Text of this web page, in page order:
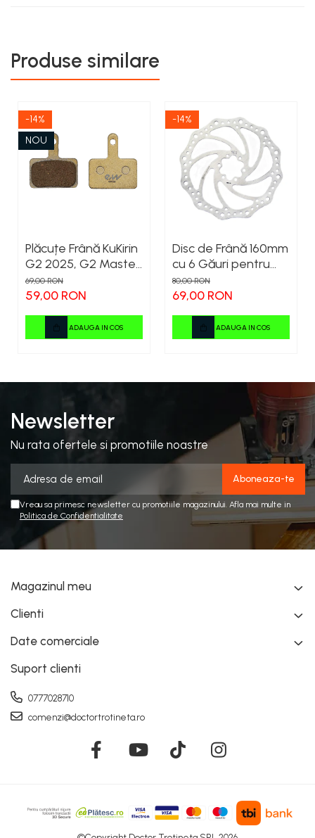
Produse similare
-14%
NOU
Plăcuțe Frână KuKirin
G2 2025, G2 Master,
G3 Pro, G4 – Set 2
Bucăți (Față sau
69,00 RON
59,00 RON
ADAUGA IN COS
-14%
Disc de Frână 160mm
cu 6 Găuri pentru
Trotinete Electrice
KuKirin G4 (Model
Performanță
Premium
80,00 RON
69,00 RON
ADAUGA IN COS
Newsletter
Nu rata ofertele si promotiile noastre
Vreau sa primesc newsletter cu promotiile magazinului. Afla mai multe in
Politica de Confidentialitate
Magazinul meu
Clienti
Date comerciale
Suport clienti
0777028710
comenzi@doctortrotineta.ro